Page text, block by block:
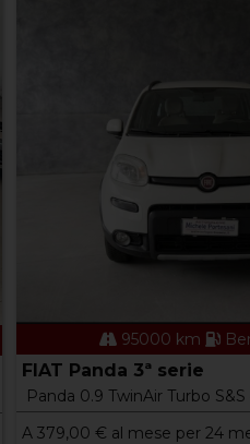
95000 km
FIAT Panda 3ª serie
Panda 0.9 TwinAir Turbo
A 379,00 € al mese per 24